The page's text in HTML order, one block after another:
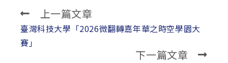
Read
more
articles
上一篇文章
臺灣科技大學「2026微翻轉嘉年華之時空學園大
賽」
下一篇文章